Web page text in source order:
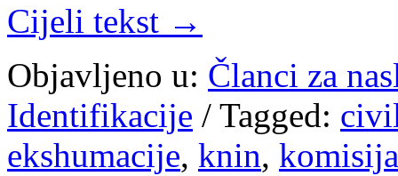
Cijeli tekst →
Objavljeno u: Članci za
Identifikacije / Tagged:
ekshumacije, knin,